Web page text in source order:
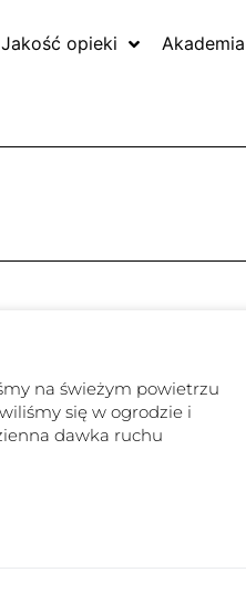
Jakość opieki Akademia
na świeżym powietrzu
się w ogrodzie i
dawka ruchu